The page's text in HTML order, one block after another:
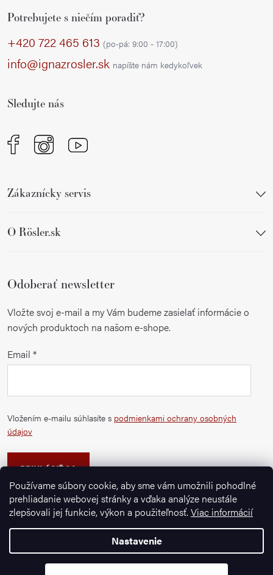
Používame súbory cookie, aby sme vám umožnili pohodlné
prehliadanie webovej stránky a vďaka analýze neustále
zlepšovali jej funkcie, výkon a použiteľnosť. Viac informácií
Nastavenie
Potrebujete s niečím poradiť?
+420 722 465 613 (po-pá: 9:00 - 17:00)
info@ignazrosler.sk napíšte nám kedykoľvek
Sledujte nás
Zákaznícky servis
O Rösler.sk
Odoberať newsletter
Vložte svoj e-mail a my Vám budeme zasielať informácie o
nových produktoch na našom e-shope.
Email
Vložením e-mailu súhlasíte s podmienkami ochrany osobných
údajov
PRIHLÁSIŤ SA
Ignazrosler.sk. Všetky práva vyhradené.